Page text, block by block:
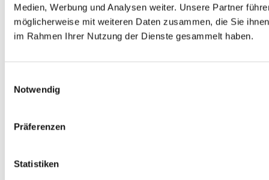
Medien, Werbung und Analysen weiter. Unsere Partner
möglicherweise mit weiteren Daten zusammen, die Sie
im Rahmen Ihrer Nutzung der Dienste gesammelt haben.
Notwendig
Präferenzen
Statistiken